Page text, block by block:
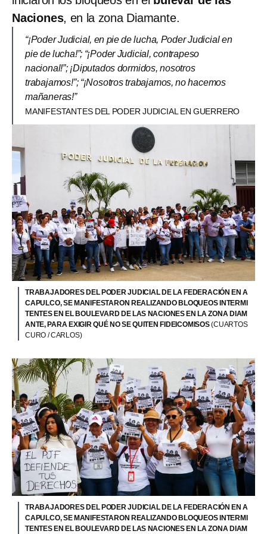
Naciones, en la zona Diamante.
“¡Poder Judicial, en pie de lucha, Poder Judicial en
pie de lucha!”; “¡Poder Judicial, contrapeso
nacional!”; ¡Diputados dormidos, nosotros
trabajamos!”; “¡Nosotros trabajamos, no hacemos
mañaneras!”
MANIFESTANTES DEL PODER JUDICIAL EN GUERRERO
TRABAJADORES DEL PODER JUDICIAL DE LA FEDERACIÓN EN A
CAPULCO, SE MANIFESTARON REALIZANDO BLOQUEOS INTERMI
TENTES EN EL BOULEVARD DE LAS NACIONES EN LA ZONA DIAM
ANTE, PARA EXIGIR QUÉ NO SE QUITEN FIDEICOMISOS(CUARTOS
CURO / CARLOS)
TRABAJADORES DEL PODER JUDICIAL DE LA FEDERACIÓN EN A
CAPULCO, SE MANIFESTARON REALIZANDO BLOQUEOS INTERMI
TENTES EN EL BOULEVARD DE LAS NACIONES EN LA ZONA DIAM